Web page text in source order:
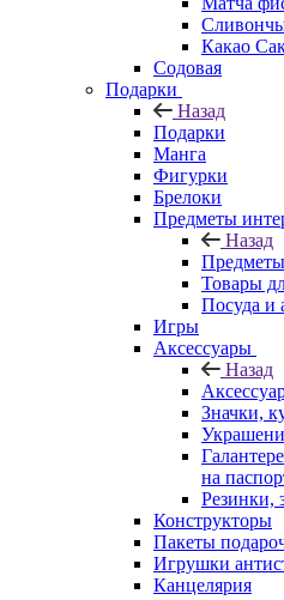
Какао
Содовая
Подарки
Назад
Подарки
Манга
Фигурки
Брелоки
Предметы
Назад
Предметы
Товары
Посуда и
Игры
Аксессуары
Назад
Значки,
на
Резинки,
Конструкторы
Пакеты
Игрушки
Канцелярия